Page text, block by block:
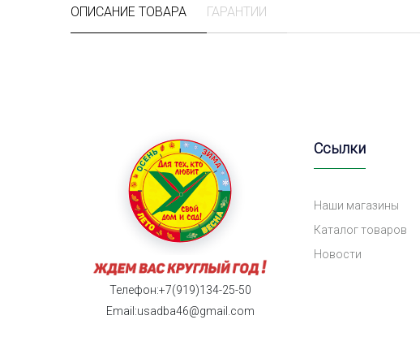
ОПИСАНИЕ ТОВАРА ГАРАНТИИ
Телефон:+7(919)134-25-50
Email:usadba46@gmail.com
Ссылки
Наши магазины
Каталог товаров
Новости